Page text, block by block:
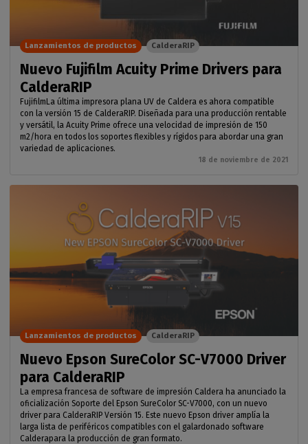
Nuevo Fujifilm Acuity Prime Drivers para
CalderaRIP
FujifilmLa última impresora plana UV de Caldera es ahora compatible
con la versión 15 de CalderaRIP. Diseñada para una producción rentable
y versátil, la Acuity Prime ofrece una velocidad de impresión de 150
m2/hora en todos los soportes flexibles y rígidos para abordar una gran
variedad de aplicaciones.
18 de noviembre de 2021
Lanzamientos de productos CalderaRIP
Nuevo Epson SureColor SC-V7000 Driver
para CalderaRIP
La empresa francesa de software de impresión Caldera ha anunciado la
oficialización Soporte del Epson SureColor SC-V7000, con un nuevo
driver para CalderaRIP Versión 15. Este nuevo Epson driver amplía la
larga lista de periféricos compatibles con el galardonado software
Calderapara la producción de gran formato.
Lanzamientos de productos CalderaRIP